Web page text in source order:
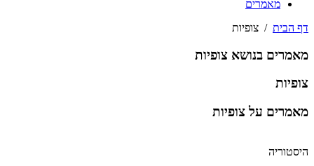
מאמרים
דף הבית / צופיות
מאמרים בנושא צופיות
צופיות
מאמרים על צופיות
היסטוריה